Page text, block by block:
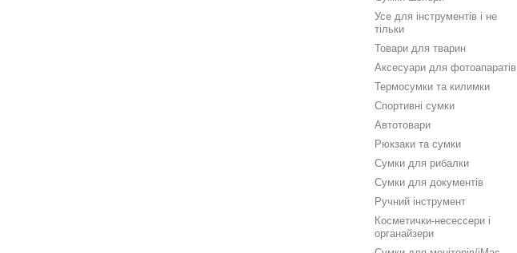
Усе для інструментів і не
тільки
Товари для тварин
Аксесуари для фотоапаратів
Термосумки та килимки
Спортивні сумки
Автотовари
Рюкзаки та сумки
Сумки для рибалки
Сумки для документів
Ручний інструмент
Косметички-несессери і
органайзери